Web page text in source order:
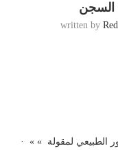
السجن
written by
· « لي ما عجبوش الحال يبدل البلاد » هذا هو التطور الطبيعي لمقولة »